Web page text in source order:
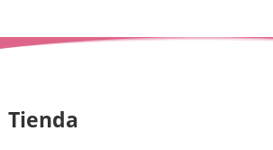
Tienda